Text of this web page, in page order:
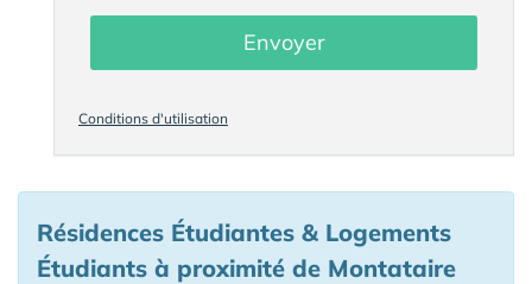
Envoyer
Conditions d'utilisation
Résidences Étudiantes & Logements
Étudiants à proximité de Montataire